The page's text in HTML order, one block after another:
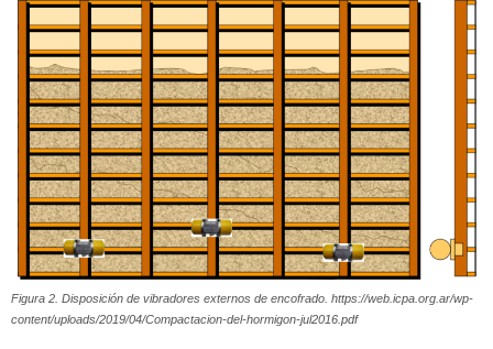
Figura 2. Disposición de vibradores externos de encofrado. https://web.icpa.org.ar/wp-
content/uploads/2019/04/Compactacion-del-hormigon-jul2016.pdf